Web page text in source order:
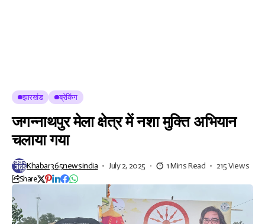
झारखंड ब्रेकिंग
जगन्नाथपुर मेला क्षेत्र में नशा मुक्ति अभियान
चलाया गया
Khabar365newsindia July 2, 2025 1 Mins Read 215 Views
Share